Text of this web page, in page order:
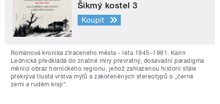
Šikmý kostel 3
Koupit
Románová kronika ztraceného města - léta 1945–1961. Karin
Lednická předkládá do značné míry převratný, dosavadní paradigma
měnící obraz hornického regionu, jehož zahlazenou historii stále
překrývá tlustá vrstva mýtů a zakořeněných stereotypů o „černé
zemi a rudém kraji“.